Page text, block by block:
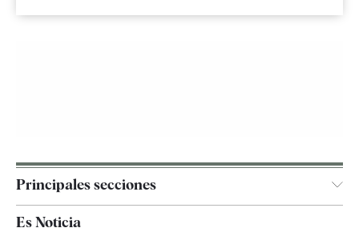
Principales secciones
España
Es Noticia